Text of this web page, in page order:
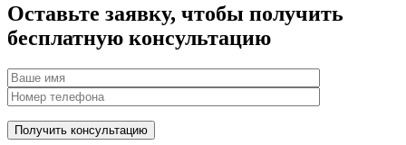
Оставьте заявку, чтобы получить
бесплатную консультацию